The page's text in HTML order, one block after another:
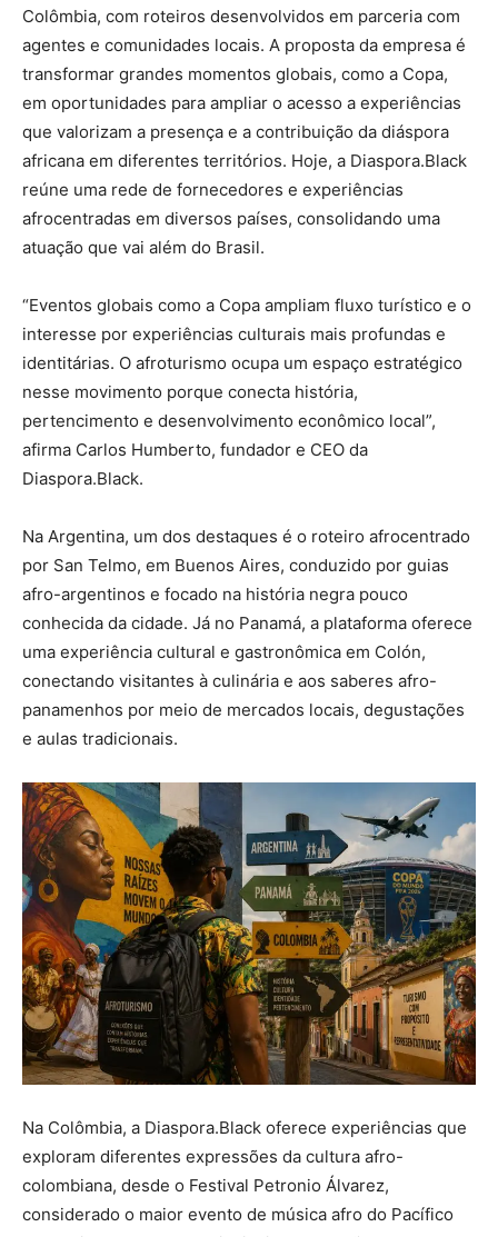
Colômbia, com roteiros desenvolvidos em parceria com
agentes e comunidades locais. A proposta da empresa é
transformar grandes momentos globais, como a Copa,
em oportunidades para ampliar o acesso a experiências
que valorizam a presença e a contribuição da diáspora
africana em diferentes territórios. Hoje, a Diaspora.Black
reúne uma rede de fornecedores e experiências
afrocentradas em diversos países, consolidando uma
atuação que vai além do Brasil.
“Eventos globais como a Copa ampliam fluxo turístico e o
interesse por experiências culturais mais profundas e
identitárias. O afroturismo ocupa um espaço estratégico
nesse movimento porque conecta história,
pertencimento e desenvolvimento econômico local”,
afirma Carlos Humberto, fundador e CEO da
Diaspora.Black.
Na Argentina, um dos destaques é o roteiro afrocentrado
por San Telmo, em Buenos Aires, conduzido por guias
afro-argentinos e focado na história negra pouco
conhecida da cidade. Já no Panamá, a plataforma oferece
uma experiência cultural e gastronômica em Colón,
conectando visitantes à culinária e aos saberes afro-
panamenhos por meio de mercados locais, degustações
e aulas tradicionais.
Na Colômbia, a Diaspora.Black oferece experiências que
exploram diferentes expressões da cultura afro-
colombiana, desde o Festival Petronio Álvarez,
considerado o maior evento de música afro do Pacífico